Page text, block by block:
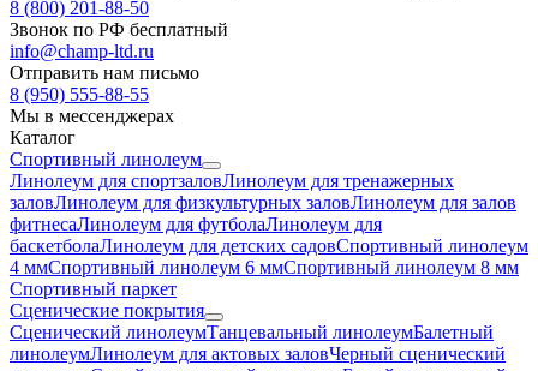
8 (800) 201-88-50
Звонок по РФ бесплатный
info@champ-ltd.ru
Отправить нам письмо
8 (950) 555-88-55
Мы в мессенджерах
Каталог
Спортивный линолеум
Линолеум для спортзаловЛинолеум для тренажерных
заловЛинолеум для физкультурных заловЛинолеум для залов
фитнесаЛинолеум для футболаЛинолеум для
баскетболаЛинолеум для детских садовСпортивный линолеум
4 ммСпортивный линолеум 6 ммСпортивный линолеум 8 мм
Спортивный паркет
Сценические покрытия
Сценический линолеумТанцевальный линолеумБалетный
линолеумЛинолеум для актовых заловЧерный сценический